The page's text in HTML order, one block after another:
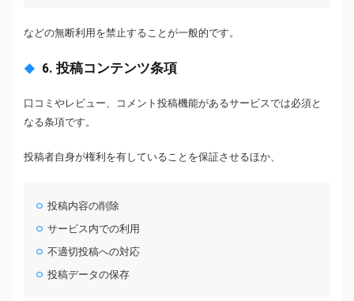
などの無断利用を禁止することが一般的です。
6. 投稿コンテンツ条項
口コミやレビュー、コメント投稿機能があるサービスでは必須と
なる条項です。
投稿者自身が権利を有していることを保証させるほか、
投稿内容の削除
サービス内での利用
不適切投稿への対応
投稿データの保存